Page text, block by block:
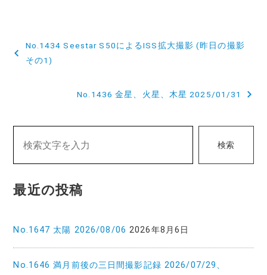
稿
ゲ
ー
ョ
No.1434 Seestar S50によるISS拡大撮影 (昨日の撮影
その1)
No.1436 金星、火星、木星 2025/01/31
検索
最近の投稿
No.1647 太陽 2026/08/06 2026年8月6日
No.1646 満月前後の三日間撮影記録 2026/07/29、